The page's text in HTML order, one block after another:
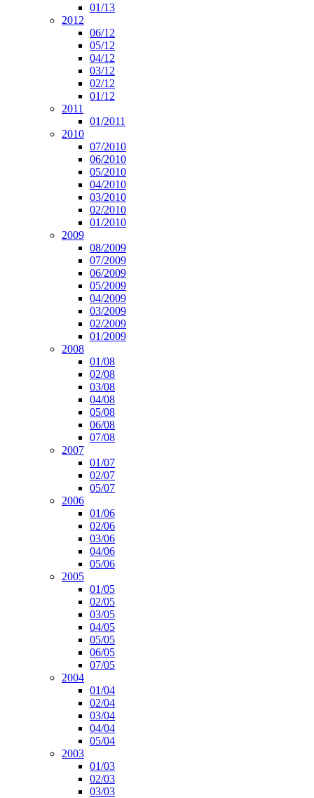
01/13
2012
06/12
05/12
04/12
03/12
02/12
01/12
2011
01/2011
2010
07/2010
06/2010
05/2010
04/2010
03/2010
02/2010
01/2010
2009
08/2009
07/2009
06/2009
05/2009
04/2009
03/2009
02/2009
01/2009
2008
01/08
02/08
03/08
04/08
05/08
06/08
07/08
2007
01/07
02/07
05/07
2006
01/06
02/06
03/06
04/06
05/06
2005
01/05
02/05
03/05
04/05
05/05
06/05
07/05
2004
01/04
02/04
03/04
04/04
05/04
2003
01/03
02/03
03/03